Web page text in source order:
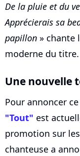
De la pluie et du
Apprécierais sa
papillon » chante
moderne du titre.
Une nouvelle
Pour annoncer
"Tout" est
promotion sur
chanteuse a